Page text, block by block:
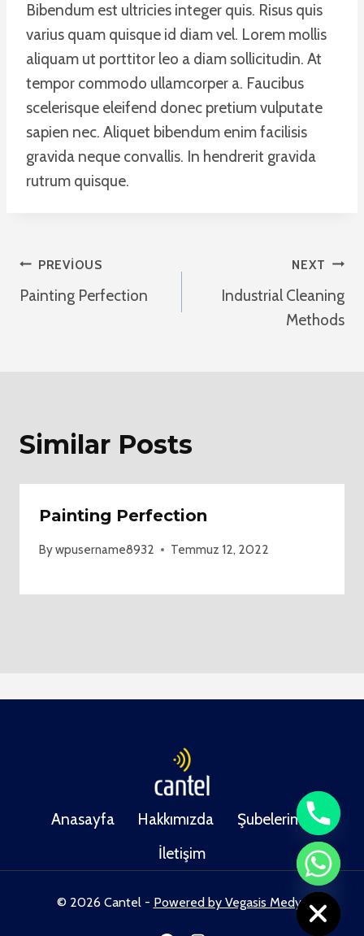
Bibendum est ultricies integer quis. Risus quis
varius quam quisque id diam vel. Lorem mollis
aliquam ut porttitor leo a diam sollicitudin. At
tempor commodo ullamcorper a. Faucibus
scelerisque eleifend donec pretium vulputate
sapien nec. Aliquet bibendum enim facilisis
gravida neque convallis. In hendrerit gravida
rutrum quisque.
Yazı
Gezinmesi
PREVIOUS
Painting Perfection
NEXT
Industrial Cleaning
Methods
Similar Posts
Painting Perfection
Bywpusername8932 Temmuz 12, 2022
Anasayfa Hakkımızda
Şubelerimiz
İletişim
© 2026 Cantel - Powered by Vegasis Medya
HIDE
CHATY